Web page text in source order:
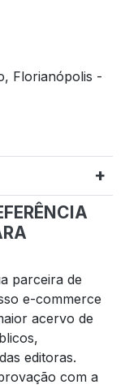
Florianópolis -
parceira de
e-commerce
acervo de
editoras.
com a